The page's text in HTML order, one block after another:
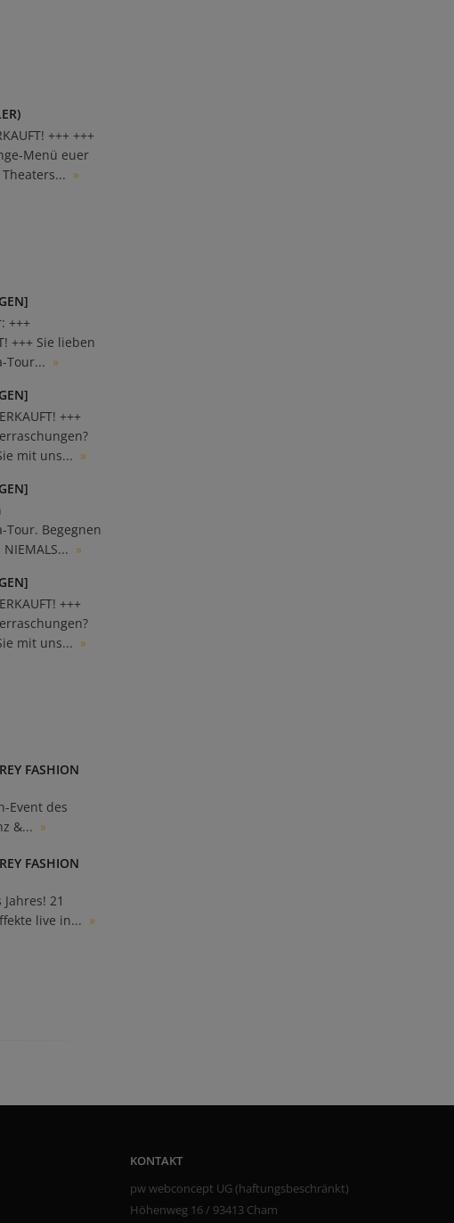
+++ +++
Menü euer
»
+++
+++ Sie lieben
Tour... »
+++
mit uns... »
Tour. Begegnen
»
+++
mit uns... »
FASHION
Event des
&... »
FASHION
21
live in... »
KONTAKT
pw webconcept UG (haftungsbeschränkt)
Höhenweg 16 / 93413 Cham